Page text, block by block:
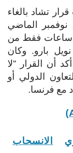
تشاد بالغاء
التعاون العسكري مع فرنسا في 28 نوفمبر الماضي
ساعات فقط من
بارو. وكان
أن القرار “لا
الدولي أو
مع فرنسا.
الانسحاب